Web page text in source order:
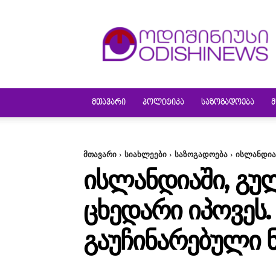
ᲛᲗᲐᲕᲐᲠᲘ ᲞᲝᲚᲘᲢᲘᲙᲐ ᲡᲐᲖᲝᲒᲐᲓᲝᲔᲑᲐ
მთავარი სიახლეები საზოგადოება
ᲘᲡᲚᲐᲜᲓᲘᲐᲨᲘ,
ᲪᲮᲔᲓᲐᲠᲘ
ᲒᲐᲣᲩᲘᲜᲐᲠᲔᲑᲣᲚᲘ